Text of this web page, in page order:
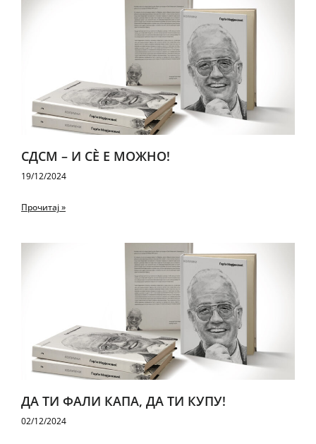
СД­СМ – И СЀ Е МОЖ­НО!
19/12/2024
Прочитај »
ДА ТИ ФА­ЛИ КА­ПА, ДА ТИ КУ­ПУ!
02/12/2024